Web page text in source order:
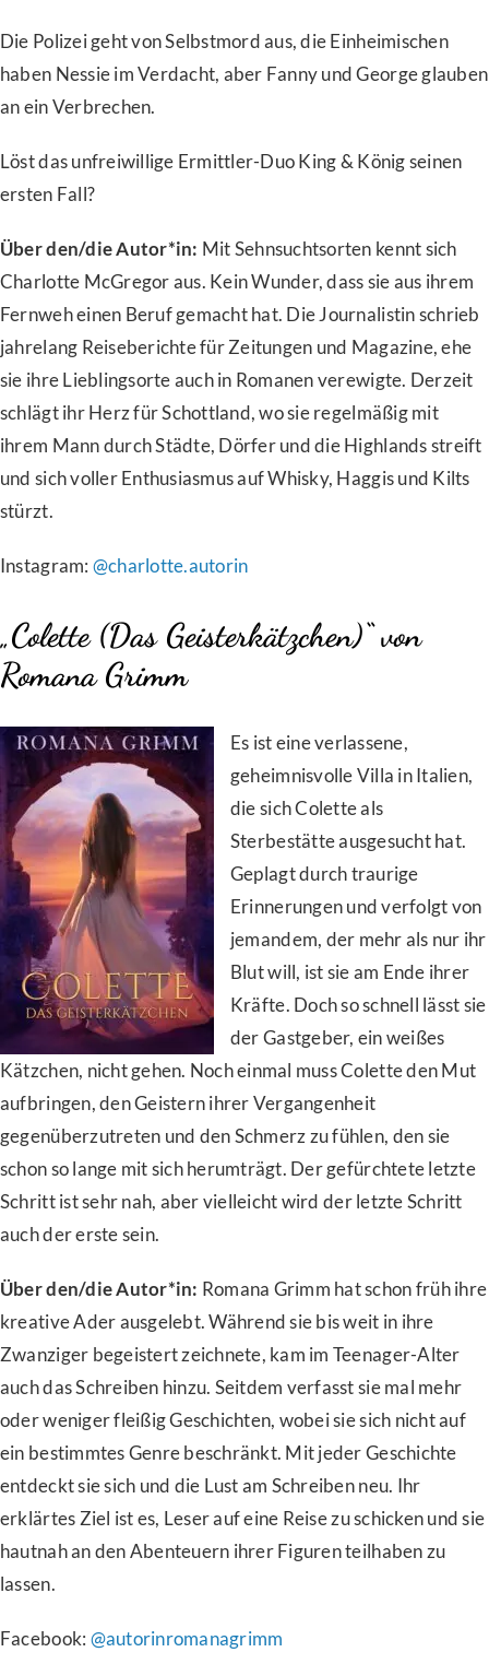
Die Polizei geht von Selbstmord aus, die Einheimischen
haben Nessie im Verdacht, aber Fanny und George glauben
an ein Verbrechen.
Löst das unfreiwillige Ermittler-Duo King & König seinen
ersten Fall?
Über den/die Autor*in: Mit Sehnsuchtsorten kennt sich
Charlotte McGregor aus. Kein Wunder, dass sie aus ihrem
Fernweh einen Beruf gemacht hat. Die Journalistin schrieb
jahrelang Reiseberichte für Zeitungen und Magazine, ehe
sie ihre Lieblingsorte auch in Romanen verewigte. Derzeit
schlägt ihr Herz für Schottland, wo sie regelmäßig mit
ihrem Mann durch Städte, Dörfer und die Highlands streift
und sich voller Enthusiasmus auf Whisky, Haggis und Kilts
stürzt.
Instagram: @charlotte.autorin
„Colette (Das Geisterkätzchen)“ von
Romana Grimm
Es ist eine verlassene,
geheimnisvolle Villa in Italien,
die sich Colette als
Sterbestätte ausgesucht hat.
Geplagt durch traurige
Erinnerungen und verfolgt von
jemandem, der mehr als nur ihr
Blut will, ist sie am Ende ihrer
Kräfte. Doch so schnell lässt sie
der Gastgeber, ein weißes
Kätzchen, nicht gehen. Noch einmal muss Colette den Mut
aufbringen, den Geistern ihrer Vergangenheit
gegenüberzutreten und den Schmerz zu fühlen, den sie
schon so lange mit sich herumträgt. Der gefürchtete letzte
Schritt ist sehr nah, aber vielleicht wird der letzte Schritt
auch der erste sein.
Über den/die Autor*in: Romana Grimm hat schon früh ihre
kreative Ader ausgelebt. Während sie bis weit in ihre
Zwanziger begeistert zeichnete, kam im Teenager-Alter
auch das Schreiben hinzu. Seitdem verfasst sie mal mehr
oder weniger fleißig Geschichten, wobei sie sich nicht auf
ein bestimmtes Genre beschränkt. Mit jeder Geschichte
entdeckt sie sich und die Lust am Schreiben neu. Ihr
erklärtes Ziel ist es, Leser auf eine Reise zu schicken und sie
hautnah an den Abenteuern ihrer Figuren teilhaben zu
lassen.
Facebook: @autorinromanagrimm